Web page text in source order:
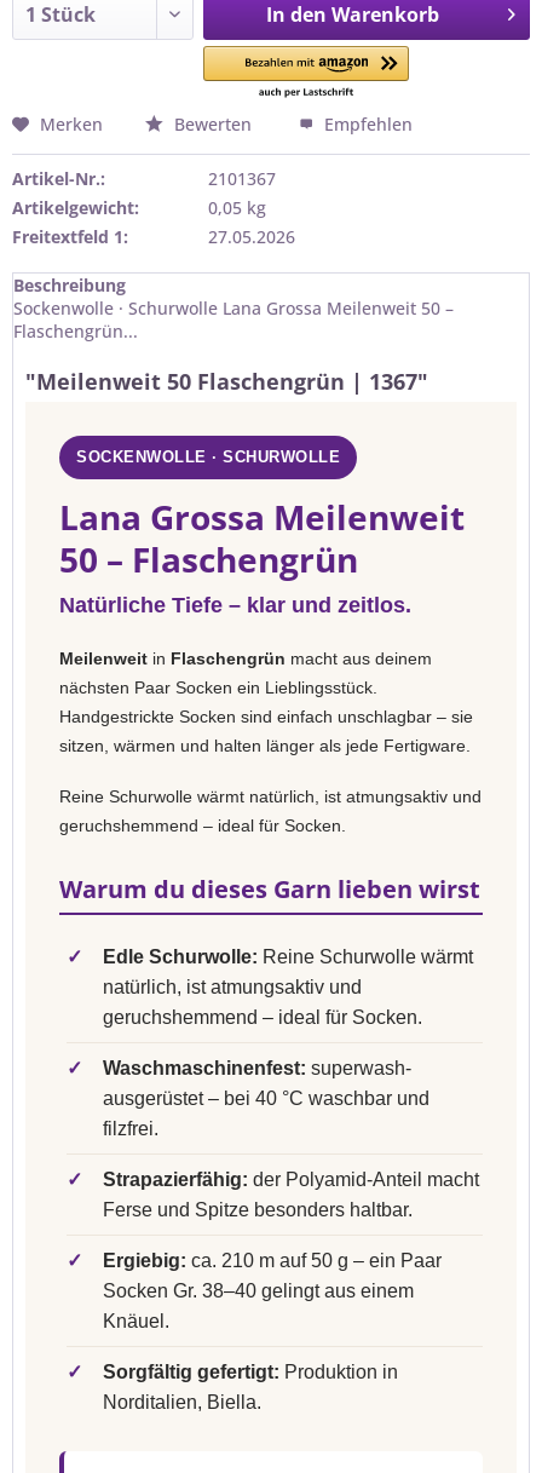
In den Warenkorb
Merken Bewerten Empfehlen
Artikel-Nr.:
2101367
Artikelgewicht:
0,05 kg
Freitextfeld 1:
27.05.2026
Beschreibung
Sockenwolle · Schurwolle Lana Grossa Meilenweit 50 –
Flaschengrün...
"Meilenweit 50 Flaschengrün | 1367"
SOCKENWOLLE · SCHURWOLLE
Lana Grossa Meilenweit
50 – Flaschengrün
Natürliche Tiefe – klar und zeitlos.
Meilenweit in Flaschengrün macht aus deinem
nächsten Paar Socken ein Lieblingsstück.
Handgestrickte Socken sind einfach unschlagbar – sie
sitzen, wärmen und halten länger als jede Fertigware.
Reine Schurwolle wärmt natürlich, ist atmungsaktiv und
geruchshemmend – ideal für Socken.
Warum du dieses Garn lieben wirst
✓ Edle Schurwolle: Reine Schurwolle wärmt
natürlich, ist atmungsaktiv und
geruchshemmend – ideal für Socken.
✓ Waschmaschinenfest: superwash-
ausgerüstet – bei 40 °C waschbar und
filzfrei.
✓ Strapazierfähig: der Polyamid-Anteil macht
Ferse und Spitze besonders haltbar.
✓ Ergiebig: ca. 210 m auf 50 g – ein Paar
Socken Gr. 38–40 gelingt aus einem
Knäuel.
✓ Sorgfältig gefertigt: Produktion in
Norditalien, Biella.